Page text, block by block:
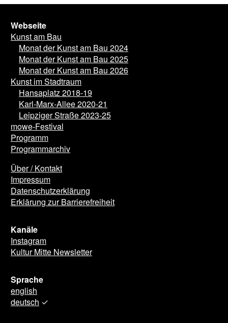
Webseite
Kunst am Bau
Monat der Kunst am Bau 2024
Monat der Kunst am Bau 2025
Monat der Kunst am Bau 2026
Kunst im Stadtraum
Hansaplatz 2018-19
Karl-Marx-Allee 2020-21
Leipziger Straße 2023-25
mowe-Festival
Programm
Programmarchiv
Über / Kontakt
Impressum
Datenschutzerklärung
Erklärung zur Barrierefreiheit
Kanäle
Instagram
Kultur Mitte Newsletter
Sprache
english
deutsch ✓